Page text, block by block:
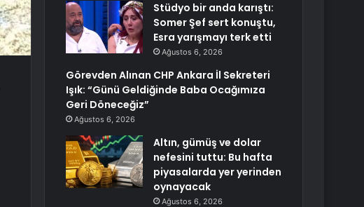
Stüdyo bir anda karıştı:
Somer Şef sert konuştu,
Esra yarışmayı terk etti
Ağustos 6, 2026
Görevden Alınan CHP Ankara İl Sekreteri
Işık: “Günü Geldiğinde Baba Ocağımıza
Geri Döneceğiz”
Ağustos 6, 2026
Altın, gümüş ve dolar
nefesini tuttu: Bu hafta
piyasalarda yer yerinden
oynayacak
Ağustos 6, 2026